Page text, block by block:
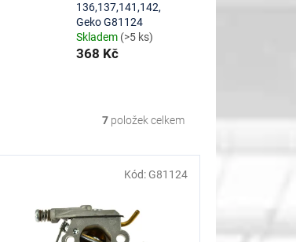
136,137,141,142,
Geko G81124
Skladem (>5 ks)
368 Kč
7 položek celkem
Kód: G81124